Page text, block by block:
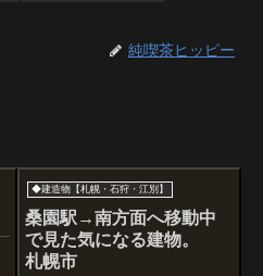
純喫茶ヒッピー
◆建造物【札幌・石狩・江別】
桑園駅→南方面へ移動中
で見た気になる建物。
札幌市